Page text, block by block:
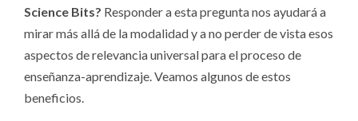
Science Bits? Responder a esta pregunta nos ayudará a
mirar más allá de la modalidad y a no perder de vista esos
aspectos de relevancia universal para el proceso de
enseñanza-aprendizaje. Veamos algunos de estos
beneficios.